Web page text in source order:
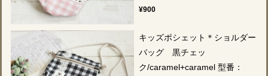
¥900
キッズポシェット＊ショルダー
バッグ 黒チェッ
ク/caramel+caramel 型番：